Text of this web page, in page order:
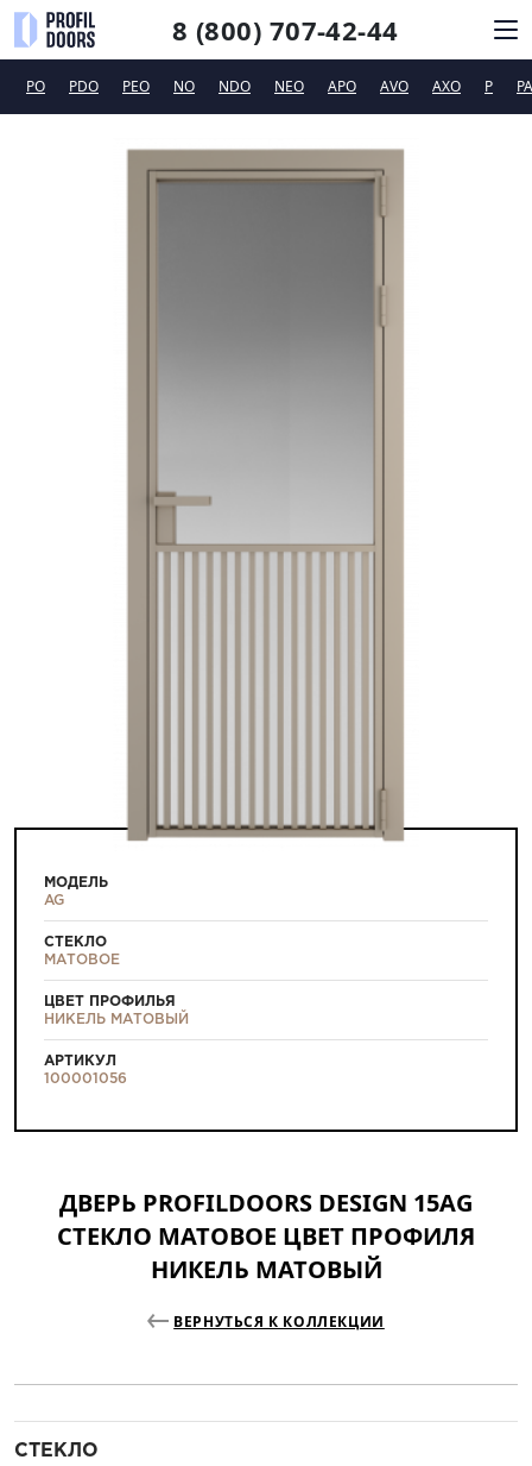
8 (800) 707-42-44
СИСТЕМЫ ОТКРЫВАНИЯ
PO PDO PEO NO NDO NEO APO AVO AXO P PA
МОДЕЛЬ
AG
СТЕКЛО
МАТОВОЕ
ЦВЕТ ПРОФИЛЬЯ
НИКЕЛЬ МАТОВЫЙ
АРТИКУЛ
100001056
ДВЕРЬ PROFILDOORS DESIGN 15AG
СТЕКЛО МАТОВОЕ ЦВЕТ ПРОФИЛЯ
НИКЕЛЬ МАТОВЫЙ
ВЕРНУТЬСЯ К КОЛЛЕКЦИИ
СТЕКЛО